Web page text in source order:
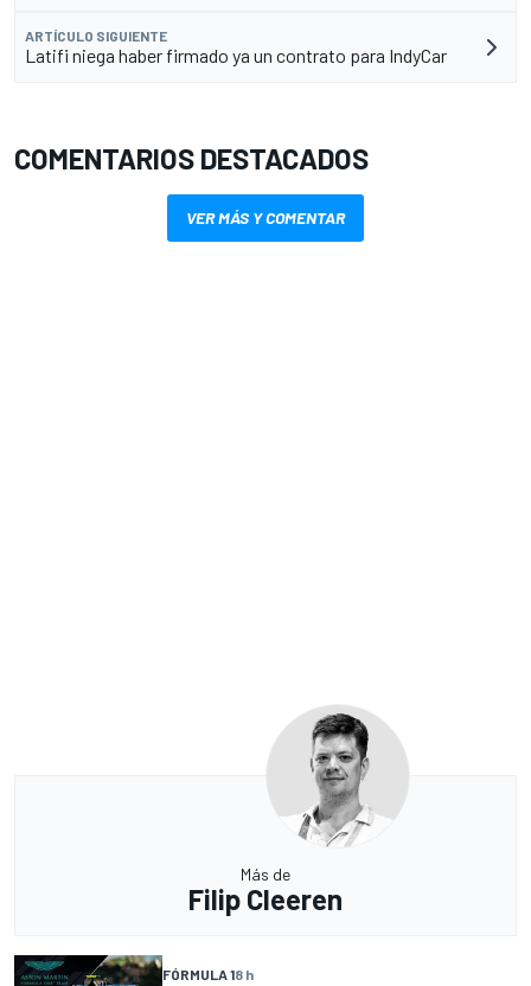
ARTÍCULO SIGUIENTE
Latifi niega haber firmado ya un contrato para IndyCar
COMENTARIOS DESTACADOS
VER MÁS Y COMENTAR
Más de
Filip Cleeren
FÓRMULA 18 h